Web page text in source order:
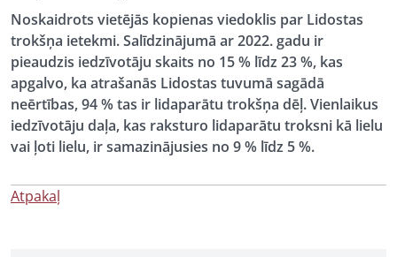
Noskaidrots vietējās kopienas viedoklis par Lidostas
trokšņa ietekmi. Salīdzinājumā ar 2022. gadu ir
pieaudzis iedzīvotāju skaits no 15 % līdz 23 %, kas
apgalvo, ka atrašanās Lidostas tuvumā sagādā
neērtības, 94 % tas ir lidaparātu trokšņa dēļ. Vienlaikus
iedzīvotāju daļa, kas raksturo lidaparātu troksni kā lielu
vai ļoti lielu, ir samazinājusies no 9 % līdz 5 %.
Atpakaļ